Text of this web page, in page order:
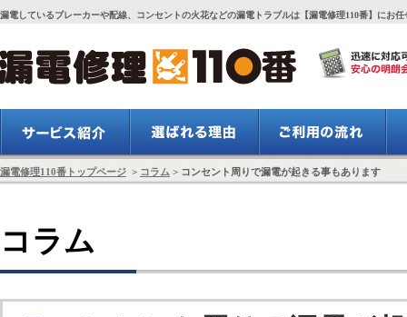
漏電しているブレーカーや配線、コンセントの火花などの漏電トラブルは【漏電修理110番】にお任
漏電修理110番トップページ > コラム > コンセント周りで漏電が起きる事もあります
コラム